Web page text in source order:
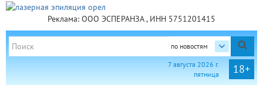
Реклама: ООО ЭСПЕРАНЗА , ИНН 5751201415
по новостям
18+
7 августа 2026 г.
пятница